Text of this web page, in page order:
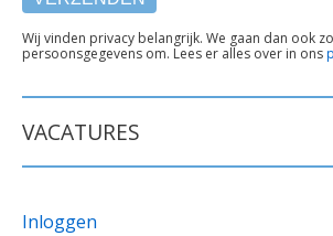
TEKST
ONDER
Wij vinden privacy belangrijk. We gaan dan ook
persoonsgegevens om. Lees er alles over in ons
VACATURES
Inloggen